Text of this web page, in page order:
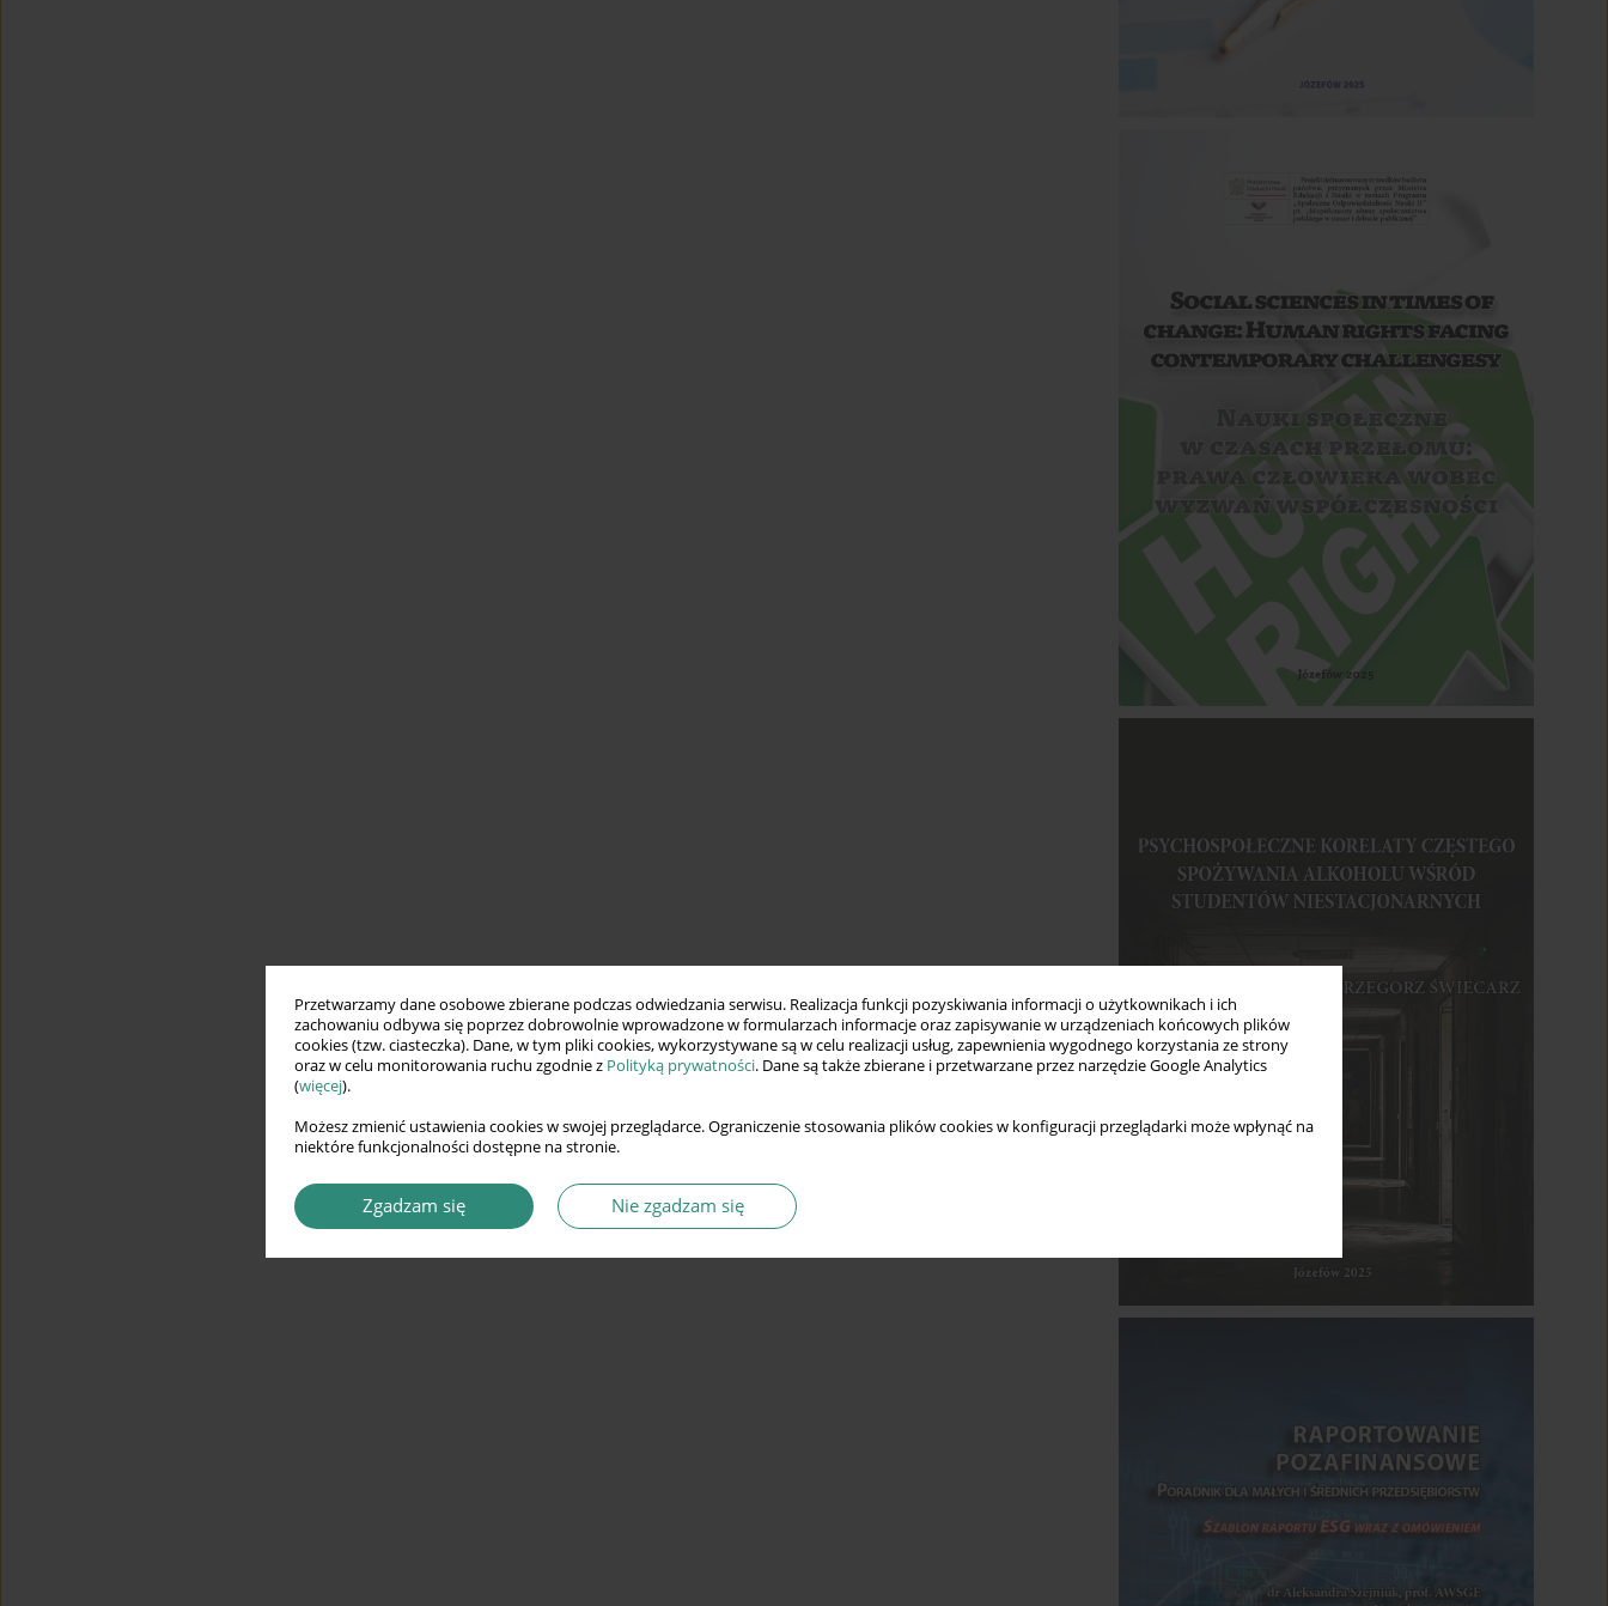
Przetwarzamy dane osobowe zbierane podczas odwiedzania serwisu. Realizacja funkcji pozyskiwania informacji o użytkownikach i ich
zachowaniu odbywa się poprzez dobrowolnie wprowadzone w formularzach informacje oraz zapisywanie w urządzeniach końcowych plików
cookies (tzw. ciasteczka). Dane, w tym pliki cookies, wykorzystywane są w celu realizacji usług, zapewnienia wygodnego korzystania ze strony
oraz w celu monitorowania ruchu zgodnie z Polityką prywatności. Dane są także zbierane i przetwarzane przez narzędzie Google Analytics
(więcej).
Możesz zmienić ustawienia cookies w swojej przeglądarce. Ograniczenie stosowania plików cookies w konfiguracji przeglądarki może wpłynąć na
niektóre funkcjonalności dostępne na stronie.
Zgadzam się Nie zgadzam się